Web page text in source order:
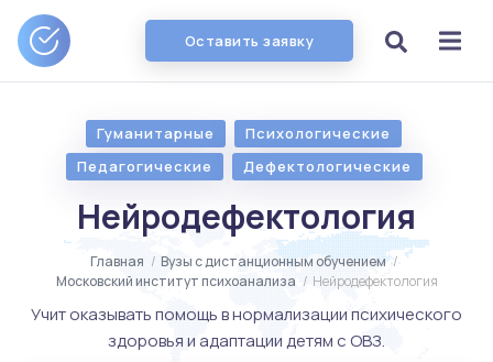
Оставить заявку
Гуманитарные
Психологические
Педагогические
Дефектологические
Нейродефектология
Главная / Вузы с дистанционным обучением /
Московский институт психоанализа / Нейродефектология
Учит оказывать помощь в нормализации психического
здоровья и адаптации детям с ОВЗ.